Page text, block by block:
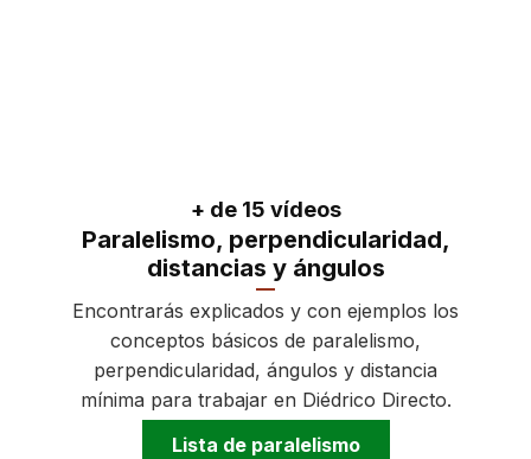
+ de 15 vídeos
Paralelismo, perpendicularidad,
distancias y ángulos
Encontrarás explicados y con ejemplos los
conceptos básicos de paralelismo,
perpendicularidad, ángulos y distancia
mínima para trabajar en Diédrico Directo.
Lista de paralelismo